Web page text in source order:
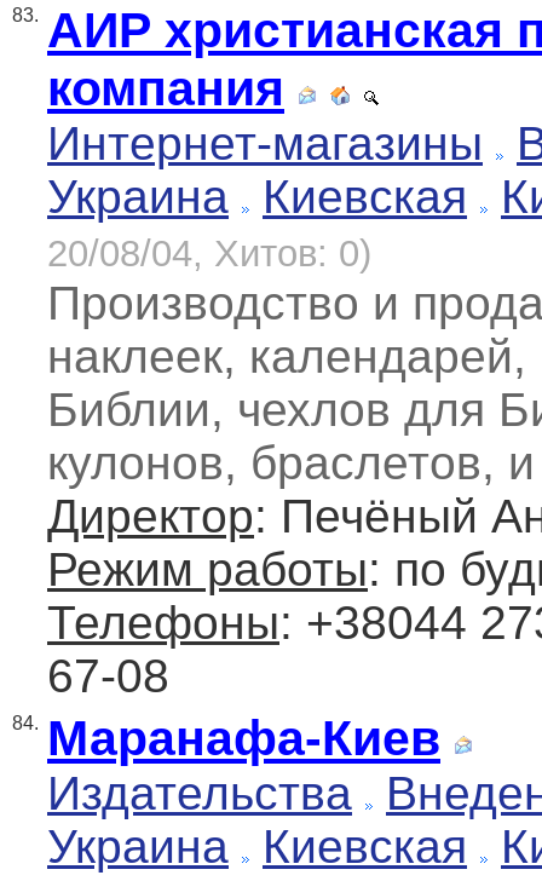
83. АИР христианская
компания
Интернет-магазины
Украина
Киевская
20/08/04, Хитов: 0)
Производство и
наклеек, календарей,
Библии, чехлов для
кулонов, браслетов,
Директор: Печёный
Режим работы: по
Телефоны: +38044
67-08
84. Маранафа-Киев
Издательства
Украина
Киевская